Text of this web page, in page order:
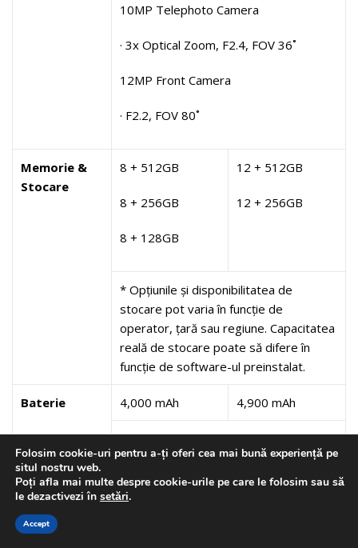
10MP Telephoto Camera
· 3x Optical Zoom, F2.4, FOV 36˚
12MP Front Camera
· F2.2, FOV 80˚
Memorie &
Stocare
8 + 512GB
8 + 256GB
8 + 128GB
12 + 512GB
12 + 256GB
* Opțiunile și disponibilitatea de
stocare pot varia în funcție de
operator, țară sau regiune. Capacitatea
reală de stocare poate să difere în
funcție de software-ul preinstalat.
Baterie 4,000 mAh 4,900 mAh
*
laborator terță parte. Valoarea tipică este
Folosim cookie-uri pentru a-ți oferi cea mai bună experiență pe
situl nostru web.
Poți afla mai multe despre cookie-urile pe care le folosim sau să
le dezactivezi în setări.
Accept